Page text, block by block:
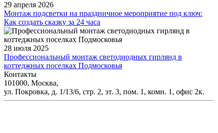
29 апреля 2026
Монтаж подсветки на праздничное мероприятие под ключ:
Как создать сказку за 24 часа
28 июля 2025
Профессиональный монтаж светодиодных гирлянд в
коттеджных поселках Подмосковья
Контакты
101000, Москва,
ул. Покровка, д. 1/13/6, стр. 2, эт. 3, пом. 1, комн. 1, офис 2к.